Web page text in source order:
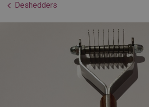
Deshedders